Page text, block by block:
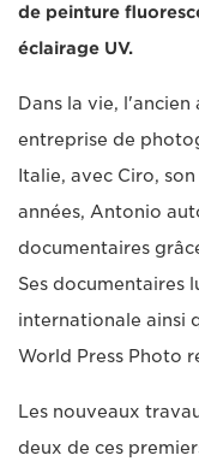
de peinture
éclairage UV.
Dans la vie, l'ancien
entreprise de
Italie, avec Ciro,
années, Antonio
documentaires
Ses documentaires
internationale ainsi
World Press Photo
Les nouveaux
deux de ces